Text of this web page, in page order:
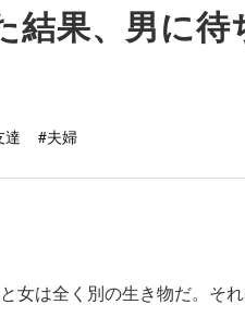
結果、男に
達 #夫婦
女は全く別の生き物だ。そ